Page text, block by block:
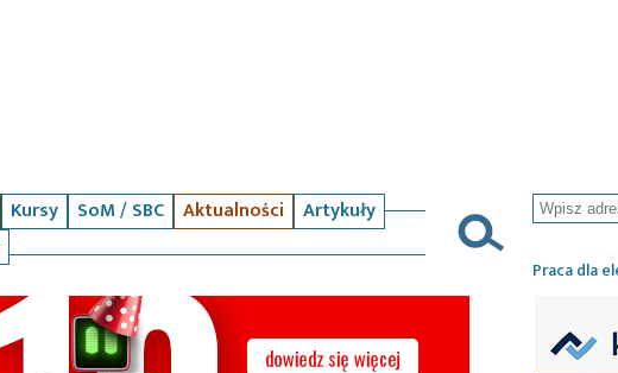
Kursy SoM / SBC Aktualności
Artykuły
Praca dla